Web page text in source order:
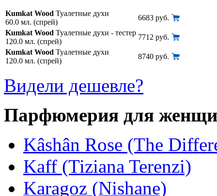
Kumkat Wood Туалетные духи
60.0 мл. (спрей)
6683 руб.
Kumkat Wood Туалетные духи - тестер
120.0 мл. (спрей)
7712 руб.
Kumkat Wood Туалетные духи
120.0 мл. (спрей)
8740 руб.
Видели дешевле?
Парфюмерия для
Kâshân Rose (The
Kaff (Tiziana Terenzi)
Karagoz (Nishane)